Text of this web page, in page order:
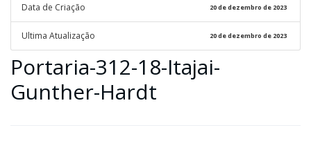
Data de Criação 20 de dezembro de 2023
Ultima Atualização 20 de dezembro de 2023
Portaria-312-18-Itajai-
Gunther-Hardt